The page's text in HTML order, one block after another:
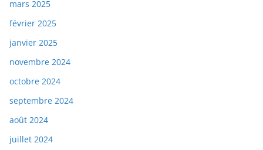
mars 2025
février 2025
janvier 2025
novembre 2024
octobre 2024
septembre 2024
août 2024
juillet 2024